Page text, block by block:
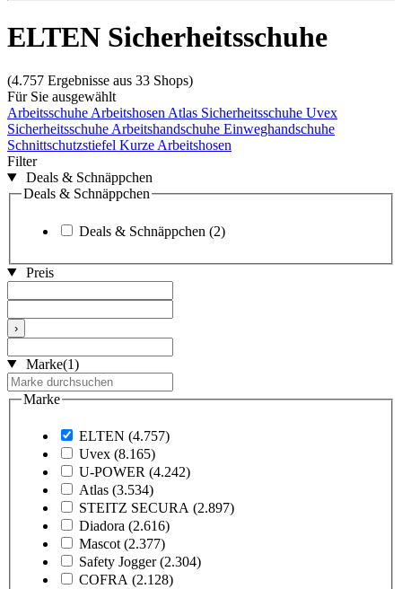
ELTEN Sicherheitsschuhe
(4.757 Ergebnisse aus 33 Shops)
Für Sie ausgewählt
Arbeitsschuhe Arbeitshosen Atlas Sicherheitsschuhe Uvex
Sicherheitsschuhe Arbeitshandschuhe Einweghandschuhe
Schnittschutzstiefel Kurze Arbeitshosen
Filter
Deals & Schnäppchen
Deals & Schnäppchen
Deals & Schnäppchen (2)
Preis
›
Marke(1)
Marke
ELTEN (4.757)
Uvex (8.165)
U-POWER (4.242)
Atlas (3.534)
STEITZ SECURA (2.897)
Diadora (2.616)
Mascot (2.377)
Safety Jogger (2.304)
COFRA (2.128)